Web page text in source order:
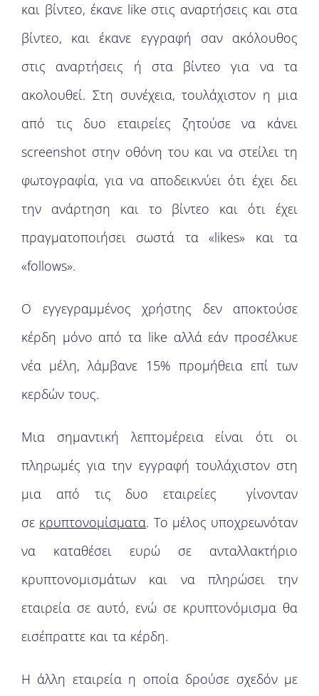
και βίντεο, έκανε like στις αναρτήσεις και στα
βίντεο, και έκανε εγγραφή σαν ακόλουθος
στις αναρτήσεις ή στα βίντεο για να τα
ακολουθεί. Στη συνέχεια, τουλάχιστον η μια
από τις δυο εταιρείες ζητούσε να κάνει
screenshot στην οθόνη του και να στείλει τη
φωτογραφία, για να αποδεικνύει ότι έχει δει
την ανάρτηση και το βίντεο και ότι έχει
πραγματοποιήσει σωστά τα «likes» και τα
«follows».
Ο εγγεγραμμένος χρήστης δεν αποκτούσε
κέρδη μόνο από τα like αλλά εάν προσέλκυε
νέα μέλη, λάμβανε 15% προμήθεια επί των
κερδών τους.
Μια σημαντική λεπτομέρεια είναι ότι οι
πληρωμές για την εγγραφή τουλάχιστον στη
μια από τις δυο εταιρείες γίνονταν
σε κρυπτονομίσματα. Το μέλος υποχρεωνόταν
να καταθέσει ευρώ σε ανταλλακτήριο
κρυπτονομισμάτων και να πληρώσει την
εταιρεία σε αυτό, ενώ σε κρυπτονόμισμα θα
εισέπραττε και τα κέρδη.
Η άλλη εταιρεία η οποία δρούσε σχεδόν με